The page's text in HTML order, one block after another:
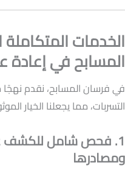
الخدمات
المسابح في إعادة
في فرسان المسابح، نقدم
التسربات، مما يجعلنا الخيار
1. فحص شامل للكشف
ومصادرها